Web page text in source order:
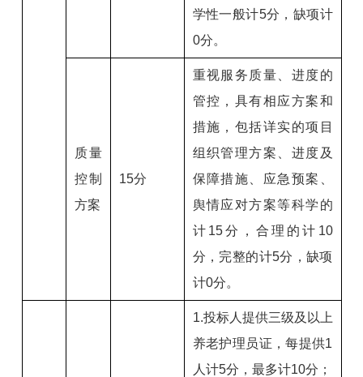
学性一般计5分，缺项计
0分。
质量
控制
方案
15分
重视服务质量、进度的
管控，具有相应方案和
措施，包括详实的项目
组织管理方案、进度及
保障措施、应急预案、
舆情应对方案等科学的
计15分，合理的计10
分，完整的计5分，缺项
计0分。
1.投标人提供三级及以上
养老护理员证，每提供1
人计5分，最多计10分；